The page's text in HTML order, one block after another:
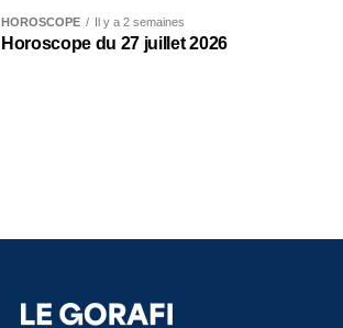
HOROSCOPE Il y a 2 semaines
Horoscope du 27 juillet 2026